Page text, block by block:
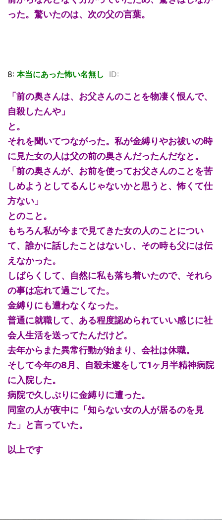
った。驚いたのは、次の父の言葉。
8: 本当にあった怖い名無し ID:
「前の奥さんは、お父さんのことを物凄く恨んで、
自殺したんや」
と。
それを聞いてつながった。私が金縛りやお祓いの時
に見た女の人は父の前の奥さんだったんだなと。
「前の奥さんが、お前を使ってお父さんのことを苦
しめようとしてるんじゃないかと思うと、怖くて仕
方ない」
とのこと。
もちろん私が今まで見てきた女の人のことについ
て、誰かに話したことはないし、その時も父には伝
えなかった。
しばらくして、自然に私も落ち着いたので、それら
の事は忘れて過ごしてた。
金縛りにも遭わなくなった。
普通に就職して、ある程度認められていい感じに社
会人生活を送ってたんだけど。
去年からまた異常行動が始まり、会社は休職。
そして今年の8月、自殺未遂をして1ヶ月半精神病院
に入院した。
病院で久しぶりに金縛りに遭った。
同室の人が夜中に「知らない女の人が居るのを見
た」と言っていた。
以上です